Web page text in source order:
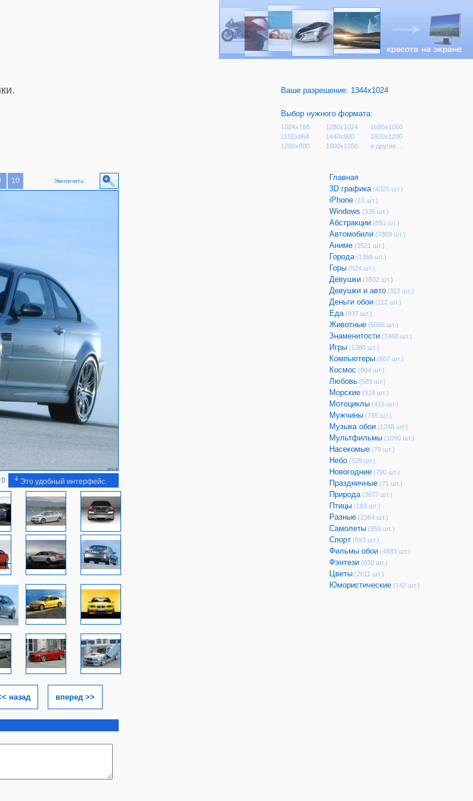
Ваше разрешение: 1344x1024
Выбор нужного формата:
1024x768 1280x1024
1680x1050
1152x864
1440x900
1920x1200
1280x800
1600x1200 и другие...
10 Увеличить:
Это удобный интерфейс.
назад вперед >>
Главная
3D графика (4325 шт.)
iPhone (13 шт.)
Windows (335 шт.)
Абстракции (891 шт.)
Автомобили (7869 шт.)
Аниме (3521 шт.)
Города (1366 шт.)
Горы (524 шт.)
Девушки (3502 шт.)
Девушки и авто (112 шт.)
Деньги обои (112 шт.)
Еда (937 шт.)
Животные (5086 шт.)
Знаменитости (3468 шт.)
Игры (1380 шт.)
Компьютеры (607 шт.)
Космос (804 шт.)
Любовь (589 шт.)
Морские (318 шт.)
Мотоциклы (416 шт.)
Мужчины (785 шт.)
Музыка обои (1248 шт.)
Мультфильмы (1090 шт.)
Насекомые (79 шт.)
Небо (528 шт.)
Новогодние (790 шт.)
Праздничные (71 шт.)
Природа (3677 шт.)
Птицы (183 шт.)
Разные (2364 шт.)
Самолеты (959 шт.)
Спорт (593 шт.)
Фильмы обои (4883 шт.)
Фэнтези (630 шт.)
Цветы (2611 шт.)
Юмористические (142 шт.)